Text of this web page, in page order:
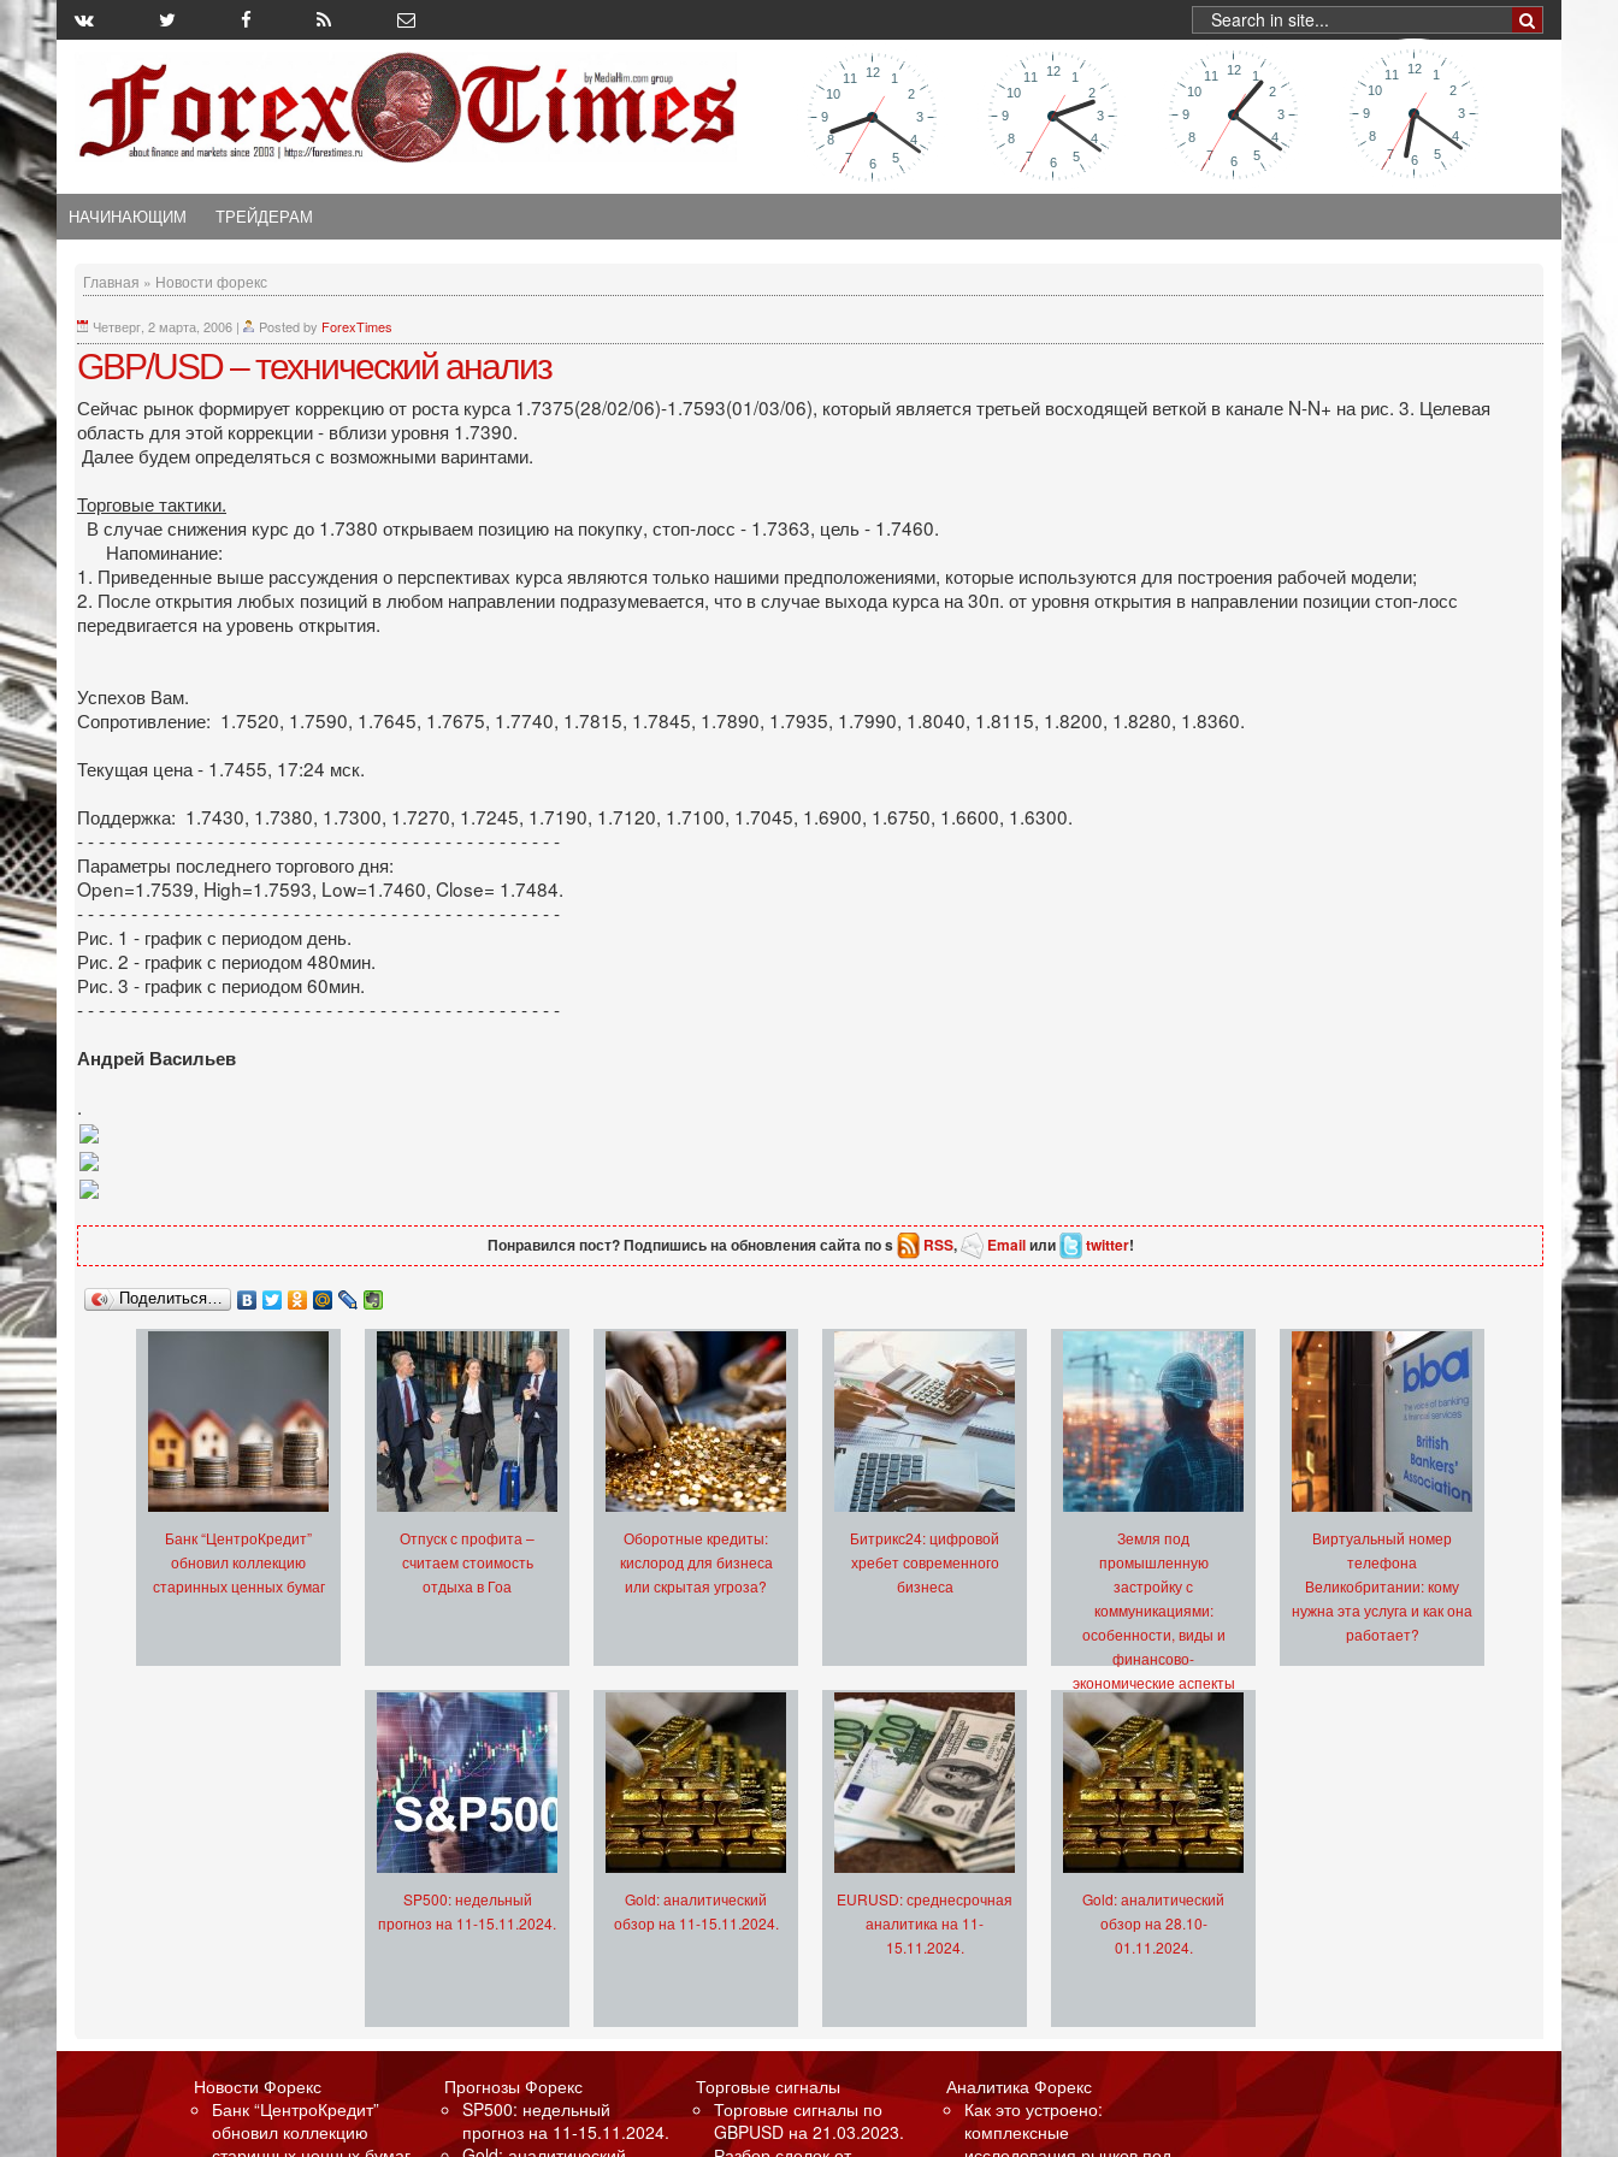
НАЧИНАЮЩИМ ТРЕЙДЕРАМ
Главная » Новости форекс
Четверг, 2 марта, 2006 | Posted by ForexTimes
GBP/USD – технический анализ
Сейчас рынок формирует коррекцию от роста курса 1.7375(28/02/06)-1.7593(01/03/06), который является третьей восходящей веткой в канале N-N+ на рис. 3. Целевая
область для этой коррекции - вблизи уровня 1.7390.
Далее будем определяться с возможными варинтами.
Торговые тактики.
В случае снижения курс до 1.7380 открываем позицию на покупку, стоп-лосс - 1.7363, цель - 1.7460.
Напоминание:
1. Приведенные выше рассуждения о перспективах курса являются только нашими предположениями, которые используются для построения рабочей модели;
2. После открытия любых позиций в любом направлении подразумевается, что в случае выхода курса на 30п. от уровня открытия в направлении позиции стоп-лосс
передвигается на уровень открытия.
Успехов Вам.
Сопротивление: 1.7520, 1.7590, 1.7645, 1.7675, 1.7740, 1.7815, 1.7845, 1.7890, 1.7935, 1.7990, 1.8040, 1.8115, 1.8200, 1.8280, 1.8360.
Текущая цена - 1.7455, 17:24 мск.
Поддержка: 1.7430, 1.7380, 1.7300, 1.7270, 1.7245, 1.7190, 1.7120, 1.7100, 1.7045, 1.6900, 1.6750, 1.6600, 1.6300.
- - - - - - - - - - - - - - - - - - - - - - - - - - - - - - - - - - - - - - - - - - - - -
Параметры последнего торгового дня:
Open=1.7539, High=1.7593, Low=1.7460, Close= 1.7484.
- - - - - - - - - - - - - - - - - - - - - - - - - - - - - - - - - - - - - - - - - - - - -
Рис. 1 - график с периодом день.
Рис. 2 - график с периодом 480мин.
Рис. 3 - график с периодом 60мин.
- - - - - - - - - - - - - - - - - - - - - - - - - - - - - - - - - - - - - - - - - - - - -
Андрей Васильев
.
Понравился пост? Подпишись на обновления сайта по s RSS, Emailили twitter!
Поделиться…
Банк “ЦентроКредит”
обновил коллекцию
старинных ценных бумаг
Отпуск с профита –
считаем стоимость
отдыха в Гоа
Оборотные кредиты:
кислород для бизнеса
или скрытая угроза?
Битрикс24: цифровой
хребет современного
бизнеса
Земля под
промышленную
застройку с
коммуникациями:
особенности, виды и
финансово-
экономические аспекты
Виртуальный номер
телефона
Великобритании: кому
нужна эта услуга и как она
работает?
SP500: недельный
прогноз на 11-15.11.2024.
Gold: аналитический
обзор на 11-15.11.2024.
EURUSD: среднесрочная
аналитика на 11-
15.11.2024.
Gold: аналитический
обзор на 28.10-
01.11.2024.
Новости Форекс
Банк “ЦентроКредит”
обновил коллекцию
Прогнозы Форекс
SP500: недельный
прогноз на 11-15.11.2024.
Торговые сигналы
Торговые сигналы по
GBPUSD на 21.03.2023.
Аналитика Форекс
Как это устроено:
комплексные